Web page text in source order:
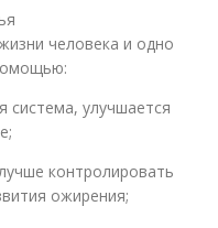
человека и одно
система, улучшается
контролировать
ожирения;